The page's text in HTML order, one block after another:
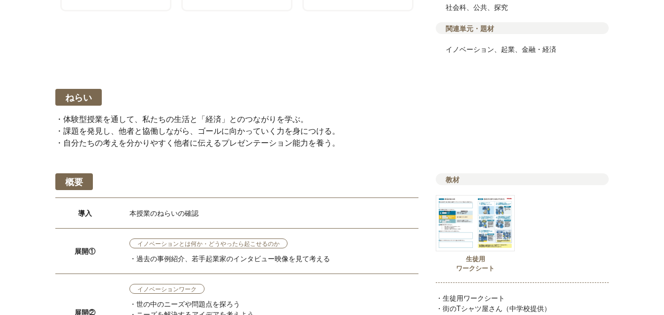
社会科、公共、探究
関連単元・題材
イノベーション、起業、金融・経済
ねらい
・体験型授業を通して、私たちの生活と「経済」とのつながりを学ぶ。
・課題を発見し、他者と協働しながら、ゴールに向かっていく力を身につける。
・自分たちの考えを分かりやすく他者に伝えるプレゼンテーション能力を養う。
概要
導入 本授業のねらいの確認
展開①
イノベーションとは何か・どうやったら起こせるのか
・過去の事例紹介、若手起業家のインタビュー映像を見て考える
展開②
イノベーションワーク
・世の中のニーズや問題点を探ろう
教材
生徒用
ワークシート
・生徒用ワークシート
・街のTシャツ屋さん（中学校提供）